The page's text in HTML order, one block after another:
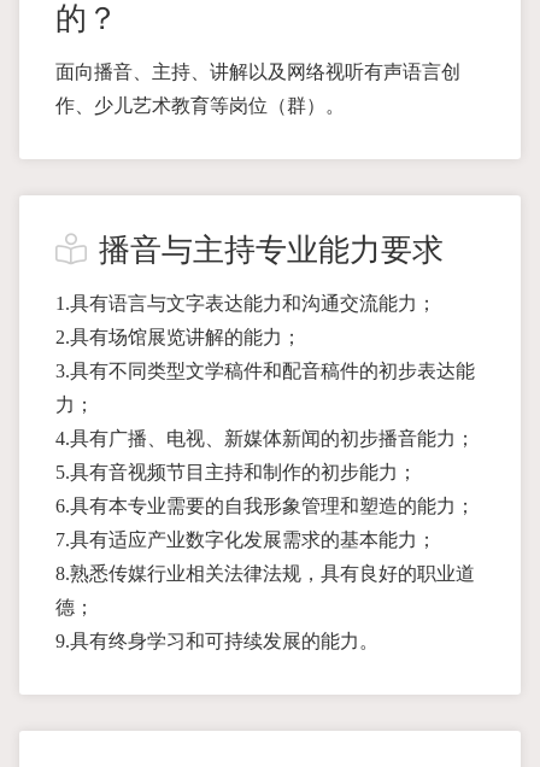
的？
面向播音、主持、讲解以及网络视听有声语言创
作、少儿艺术教育等岗位（群）。
播音与主持专业能力要求
1.具有语言与文字表达能力和沟通交流能力；
2.具有场馆展览讲解的能力；
3.具有不同类型文学稿件和配音稿件的初步表达能
力；
4.具有广播、电视、新媒体新闻的初步播音能力；
5.具有音视频节目主持和制作的初步能力；
6.具有本专业需要的自我形象管理和塑造的能力；
7.具有适应产业数字化发展需求的基本能力；
8.熟悉传媒行业相关法律法规，具有良好的职业道
德；
9.具有终身学习和可持续发展的能力。